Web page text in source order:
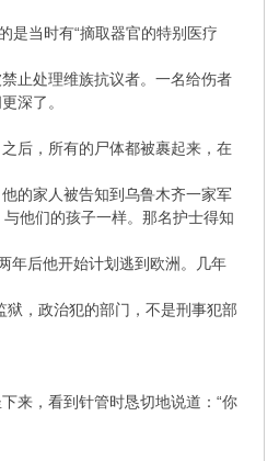
是当时有“摘取器官的特别医疗
止处理维族抗议者。一名给伤者
深了。
后，所有的尸体都被裹起来，在
的家人被告知到乌鲁木齐一家军
他们的孩子一样。那名护士得知
年后他开始计划逃到欧洲。几年
，政治犯的部门，不是刑事犯部
来，看到针管时恳切地说道：“你